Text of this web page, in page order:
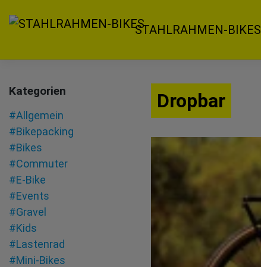
Inhalt
STAHLRAHMEN-BIKES
Kategorien
#Allgemein
#Bikepacking
#Bikes
#Commuter
#E-Bike
#Events
#Gravel
#Kids
#Lastenrad
#Mini-Bikes
Dropbar